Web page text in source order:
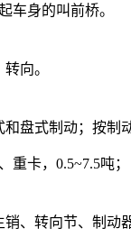
车身的叫前桥。
向。
盘式制动；按
卡，0.5~7.5吨；
、转向节、制动